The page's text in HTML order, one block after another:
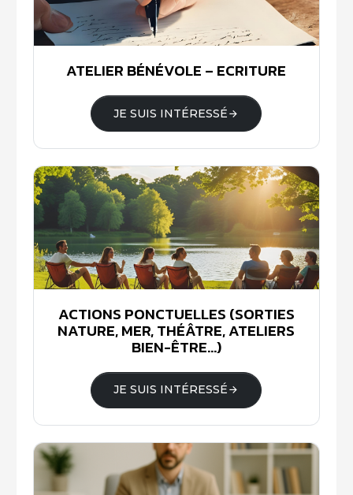
ATELIER BÉNÉVOLE – ECRITURE
JE SUIS INTÉRESSÉ
ACTIONS PONCTUELLES (SORTIES
NATURE, MER, THÉÂTRE, ATELIERS
BIEN-ÊTRE...)
JE SUIS INTÉRESSÉ